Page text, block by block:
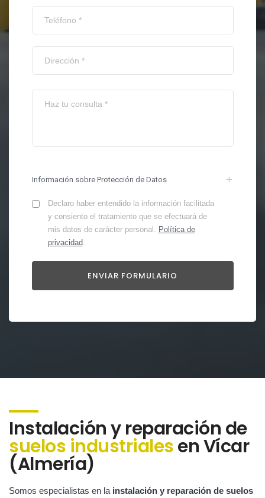
Información sobre Protección de Datos
Declaro haber entendido la información facilitada
y consiento el tratamiento que se efectuará de
mis datos de carácter personal. Política de
privacidad.
Instalación y reparación de
suelos industrialesen Vícar
(Almería)
Somos especialistas en la instalación y reparación de suelos